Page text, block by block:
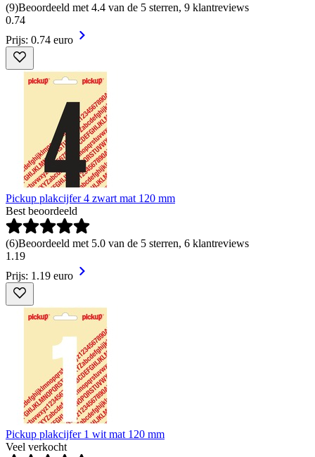
(9)Beoordeeld met 4.4 van de 5 sterren, 9 klantreviews
0.74
Prijs: 0.74 euro
Pickup plakcijfer 4 zwart mat 120 mm
Best beoordeeld
(6)Beoordeeld met 5.0 van de 5 sterren, 6 klantreviews
1 .19
Prijs: 1.19 euro
Pickup plakcijfer 1 wit mat 120 mm
Veel verkocht